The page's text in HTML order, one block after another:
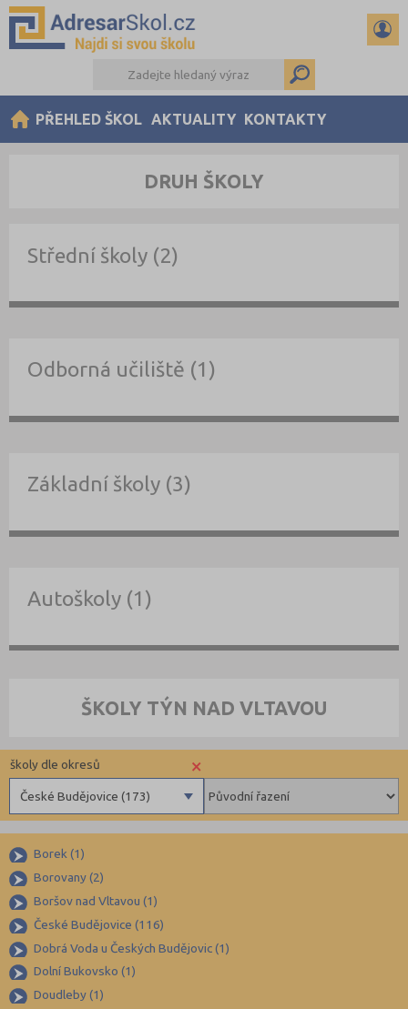
PŘEHLED ŠKOL AKTUALITY KONTAKTY
DRUH ŠKOLY
Střední školy (2)
Odborná učiliště (1)
Základní školy (3)
Autoškoly (1)
ŠKOLY TÝN NAD VLTAVOU
×
České Budějovice (173)
školy dle okresů
Beroun (85)
Blansko (88)
Brno-město (317)
Brno-venkov (149)
Bruntál (73)
Břeclav (84)
Borek (1)
Borovany (2)
Boršov nad Vltavou (1)
České Budějovice (116)
Dobrá Voda u Českých Budějovic (1)
Dolní Bukovsko (1)
Doudleby (1)